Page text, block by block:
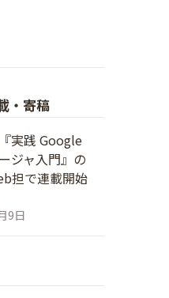
・寄稿
実践 Google
ジャ入門』の
担で連載開始
9日